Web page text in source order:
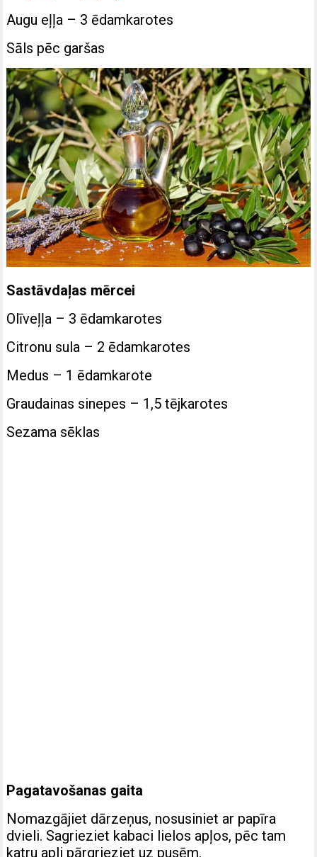
Augu eļļa – 3 ēdamkarotes
Sāls pēc garšas
Sastāvdaļas mērcei
Olīveļļa – 3 ēdamkarotes
Citronu sula – 2 ēdamkarotes
Medus – 1 ēdamkarote
Graudainas sinepes – 1,5 tējkarotes
Sezama sēklas
Pagatavošanas gaita
Nomazgājiet dārzeņus, nosusiniet ar papīra
dvieli. Sagrieziet kabaci lielos apļos, pēc tam
katru apli pārgrieziet uz pusēm.